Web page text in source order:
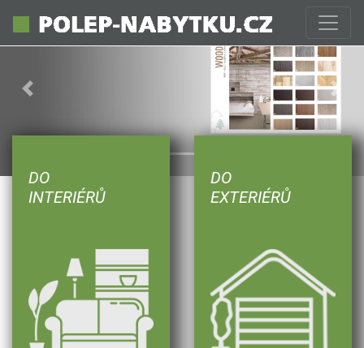
Previous Next
DO
INTERIÉRŮ
DO
EXTERIÉRŮ